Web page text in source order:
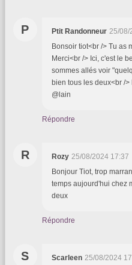
P Ptit Randonneur 25/08/
Bonsoir tiot<br /> Tu as
Merci<br /> Ici, c'est le
sommes allés voir
bien tous les deux<br /
@lain
Répondre
R Rozy 25/08/2024 17:37
Bonjour Tiot, trop
temps aujourd'hui chez
deux
Répondre
S Scarleen 25/08/2024